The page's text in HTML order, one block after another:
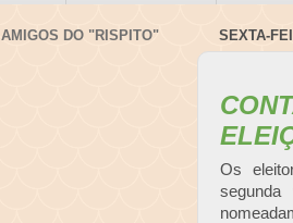
SEXTA-
Os
AMIGOS DO "RISPITO"